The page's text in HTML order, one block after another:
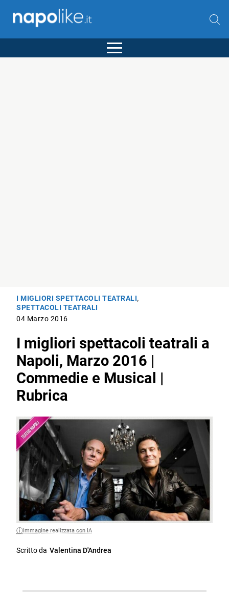
I MIGLIORI SPETTACOLI TEATRALI,
SPETTACOLI TEATRALI
04 Marzo 2016
I migliori spettacoli teatrali a
Napoli, Marzo 2016 |
Commedie e Musical |
Rubrica
Immagine realizzata con IA
Scritto da Valentina D'Andrea